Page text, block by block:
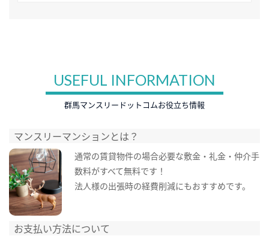
USEFUL INFORMATION
群馬マンスリードットコムお役立ち情報
マンスリーマンションとは？
通常の賃貸物件の場合必要な敷金・礼金・仲介手
数料がすべて無料です！
法人様の出張時の経費削減にもおすすめです。
お支払い方法について